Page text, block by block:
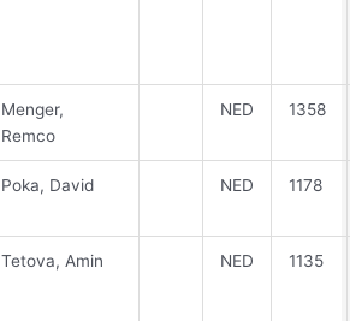
Menger,
Remco
NED 1358
Poka, David NED 1178
Tetova, Amin NED 1135